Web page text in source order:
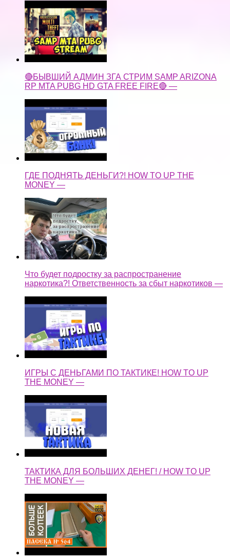
🔴БЫВШИЙ АДМИН ЗГА СТРИМ SAMP ARIZONA
RP MTA PUBG HD GTA FREE FIRE🔴 —
ГДЕ ПОДНЯТЬ ДЕНЬГИ?! HOW TO UP THE
MONEY —
Что будет подростку за распространение
наркотика?! Ответственность за сбыт наркотиков —
ИГРЫ С ДЕНЬГАМИ ПО ТАКТИКЕ! HOW TO UP
THE MONEY —
ТАКТИКА ДЛЯ БОЛЬШИХ ДЕНЕГ! / HOW TO UP
THE MONEY —